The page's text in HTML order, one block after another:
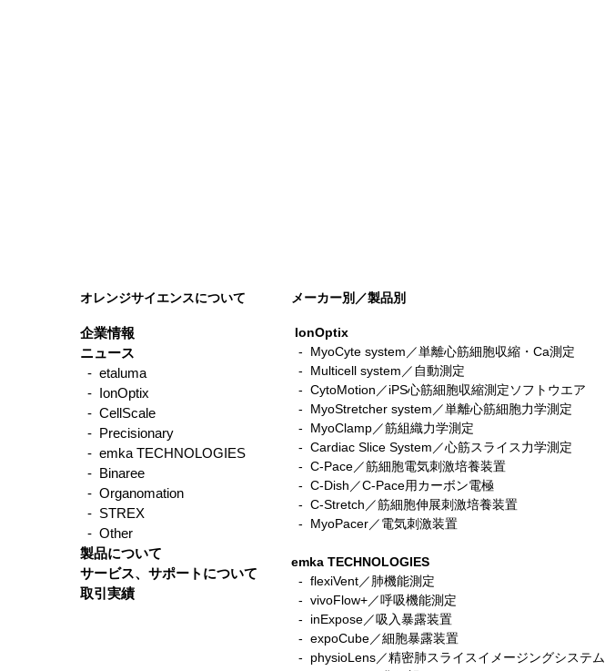
オレンジサイエンスについて メーカー別／製品別
企業情報
ニュース
- etaluma
- IonOptix
- CellScale
- Precisionary
- emka TECHNOLOGIES
- Binaree
- Organomation
- STREX
- Other
製品について
サービス、サポートについて
取引実績
IonOptix
- MyoCyte system／単離心筋細胞収縮・Ca測定
- Multicell system／自動測定
- CytoMotion／iPS心筋細胞収縮測定ソフトウエア
- MyoStretcher system／単離心筋細胞力学測定
- MyoClamp／筋組織力学測定
- Cardiac Slice System／心筋スライス力学測定
- C-Pace／筋細胞電気刺激培養装置
- C-Dish／C-Pace用カーボン電極
- C-Stretch／筋細胞伸展刺激培養装置
​ - MyoPacer／電気刺激装置
emka TECHNOLOGIES
- flexiVent／肺機能測定
- vivoFlow+／呼吸機能測定
- inExpose／吸入暴露装置
- expoCube／細胞暴露装置
- physioLens／精密肺スライスイメージングシステム